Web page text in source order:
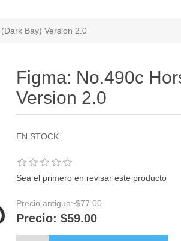
Bay) Version 2.0
Figma: No.490c
Version 2.0
EN STOCK
Sea el primero en revisar este producto
Precio antiguo: $77.00
Precio: $59.00